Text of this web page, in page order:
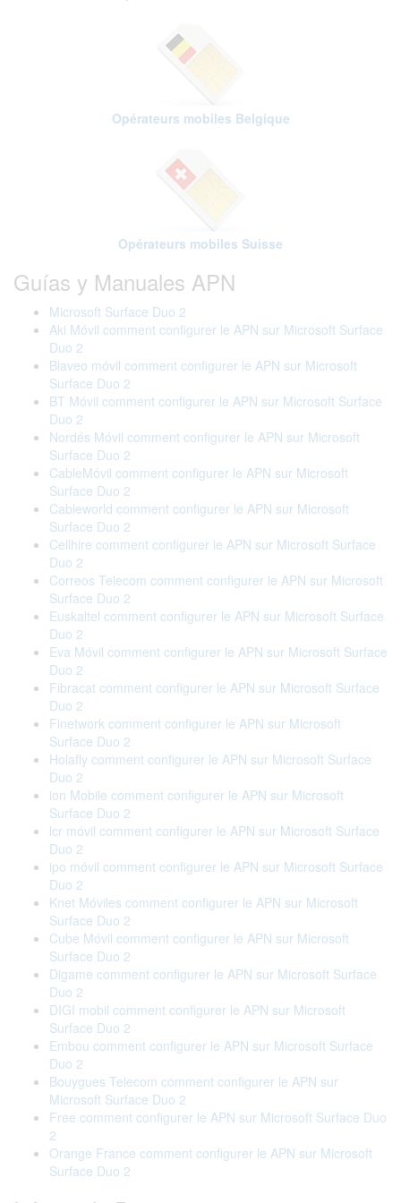
Opérateurs mobiles Belgique
Opérateurs mobiles Suisse
Guías y Manuales APN
Microsoft Surface Duo 2
Aki Móvil comment configurer le APN sur Microsoft Surface
Duo 2
Blaveo móvil comment configurer le APN sur Microsoft
Surface Duo 2
BT Móvil comment configurer le APN sur Microsoft Surface
Duo 2
Nordés Móvil comment configurer le APN sur Microsoft
Surface Duo 2
CableMóvil comment configurer le APN sur Microsoft
Surface Duo 2
Cableworld comment configurer le APN sur Microsoft
Surface Duo 2
Cellhire comment configurer le APN sur Microsoft Surface
Duo 2
Correos Telecom comment configurer le APN sur Microsoft
Surface Duo 2
Euskaltel comment configurer le APN sur Microsoft Surface
Duo 2
Eva Móvil comment configurer le APN sur Microsoft Surface
Duo 2
Fibracat comment configurer le APN sur Microsoft Surface
Duo 2
Finetwork comment configurer le APN sur Microsoft
Surface Duo 2
Holafly comment configurer le APN sur Microsoft Surface
Duo 2
ion Mobile comment configurer le APN sur Microsoft
Surface Duo 2
lcr móvil comment configurer le APN sur Microsoft Surface
Duo 2
ipo móvil comment configurer le APN sur Microsoft Surface
Duo 2
Knet Móviles comment configurer le APN sur Microsoft
Surface Duo 2
Cube Móvil comment configurer le APN sur Microsoft
Surface Duo 2
Digame comment configurer le APN sur Microsoft Surface
Duo 2
DIGI mobil comment configurer le APN sur Microsoft
Surface Duo 2
Embou comment configurer le APN sur Microsoft Surface
Duo 2
Bouygues Telecom comment configurer le APN sur
Microsoft Surface Duo 2
Free comment configurer le APN sur Microsoft Surface Duo
2
Orange France comment configurer le APN sur Microsoft
Surface Duo 2